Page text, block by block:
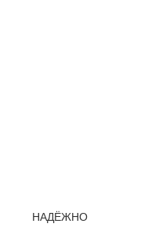
НАДЁЖНО